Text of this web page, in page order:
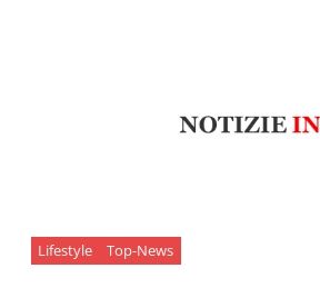
Lifestyle Top-News